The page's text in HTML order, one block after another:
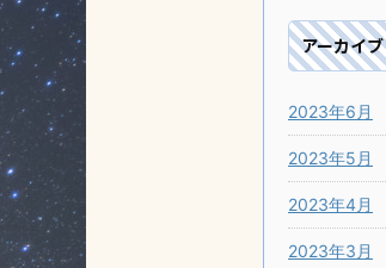
アーカイブ
2023年6月
2023年5月
2023年4月
2023年3月